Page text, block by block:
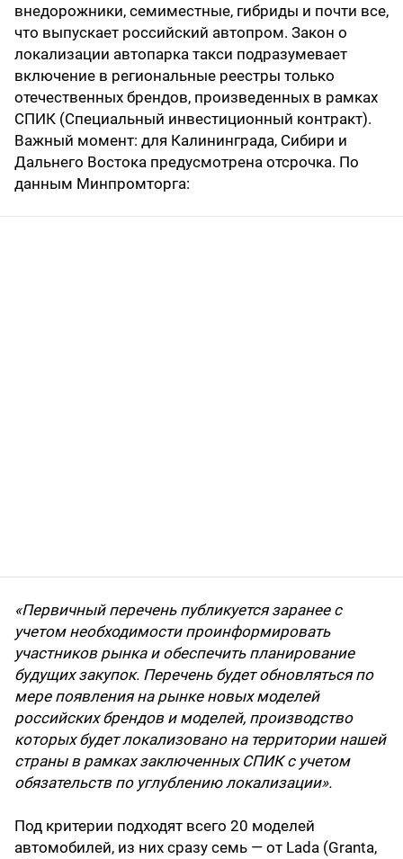
внедорожники, семиместные, гибриды и почти все,
что выпускает российский автопром. Закон о
локализации автопарка такси подразумевает
включение в региональные реестры только
отечественных брендов, произведенных в рамках
СПИК (Специальный инвестиционный контракт).
Важный момент: для Калининграда, Сибири и
Дальнего Востока предусмотрена отсрочка. По
данным Минпромторга:
«Первичный перечень публикуется заранее с
учетом необходимости проинформировать
участников рынка и обеспечить планирование
будущих закупок. Перечень будет обновляться по
мере появления на рынке новых моделей
российских брендов и моделей, производство
которых будет локализовано на территории нашей
страны в рамках заключенных СПИК с учетом
обязательств по углублению локализации».
Под критерии подходят всего 20 моделей
автомобилей, из них сразу семь — от Lada (Granta,